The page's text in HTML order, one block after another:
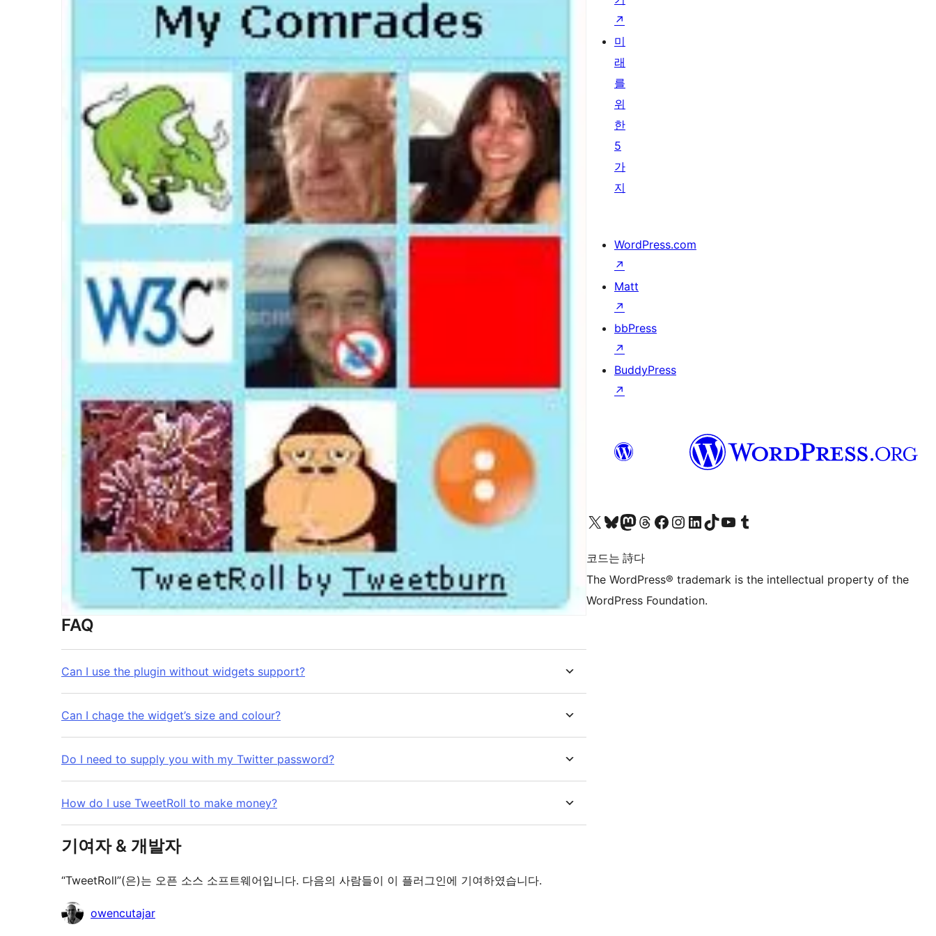
FAQ
Can I use the plugin without widgets support?
Can I chage the widget’s size and colour?
Do I need to supply you with my Twitter password?
How do I use TweetRoll to make money?
기여자 & 개발자
“TweetRoll”(은)는 오픈 소스 소프트웨어입니다. 다음의 사람들이 이 플러그인에 기여하였습니다.
기
owencutajar
↗
미
래
를
위
한
5
가
지
WordPress.com
↗
Matt
↗
bbPress
↗
BuddyPress
↗
X(이전 트위터) 계정 방문하기블루스카이 계정 방문하기마스토돈 계정 방문하기스레드 계정 방문하기 페이스북 페이지 방문하기인스타그램 계정 방문하기 LinkedIn 계정 방문하기틱톡 계정 방문하기유튜브 채널 방문하기 텀블러 계정 방문하기
코드는 詩다
The WordPress® trademark is the intellectual property of the
WordPress Foundation.